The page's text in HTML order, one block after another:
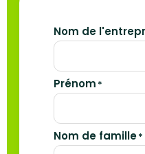
Nom de
Prénom *
Nom de famille*